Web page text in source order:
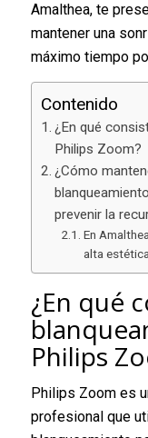
Amalthea, te
mantener una
máximo tiempo
Contenido
¿En qué
Philips Zoom?
¿Cómo
prevenir la
En
alta
¿En qué
Philips
Philips Zoom es
profesional que